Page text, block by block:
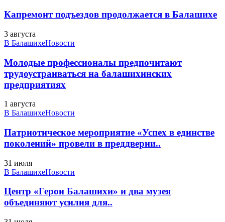
Капремонт подъездов продолжается в Балашихе
3 августа
В БалашихеНовости
Молодые профессионалы предпочитают
трудоустраиваться на балашихинских
предприятиях
1 августа
В БалашихеНовости
Патриотическое мероприятие «Успех в единстве
поколений» провели в преддверии..
31 июля
В БалашихеНовости
Центр «Герои Балашихи» и два музея
объединяют усилия для..